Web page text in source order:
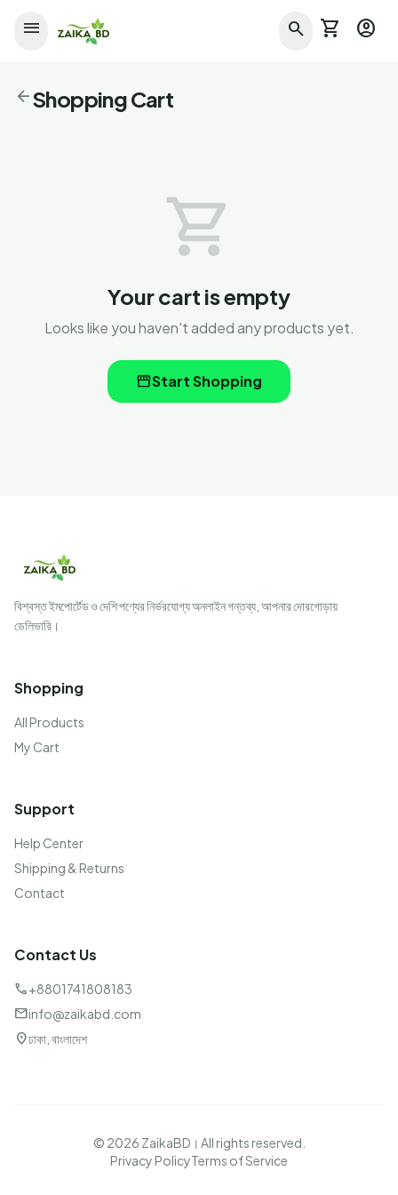
menu search shopping_cart account_circle
arrow_backShopping Cart
shopping_cart
Your cart is empty
Looks like you haven't added any products yet.
storefrontStart Shopping
বিশ্বস্ত ইমপোর্টেড ও দেশি পণ্যের নির্ভরযোগ্য অনলাইন গন্তব্য, আপনার দোরগোড়ায়
ডেলিভারি।
Shopping
All Products
My Cart
Support
Help Center
Shipping & Returns
Contact
Contact Us
call+8801741808183
mailinfo@zaikabd.com
location_onঢাকা, বাংলাদেশ
© 2026 ZaikaBD। All rights reserved.
Privacy PolicyTerms of Service